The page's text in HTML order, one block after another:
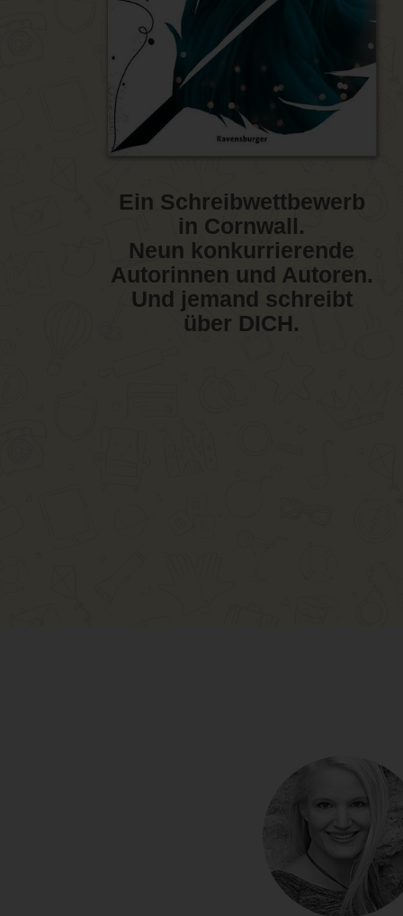
Ein Schreibwettbewerb
in Cornwall.
Neun konkurrierende
Autorinnen und Autoren.
Und jemand schreibt
über DICH.